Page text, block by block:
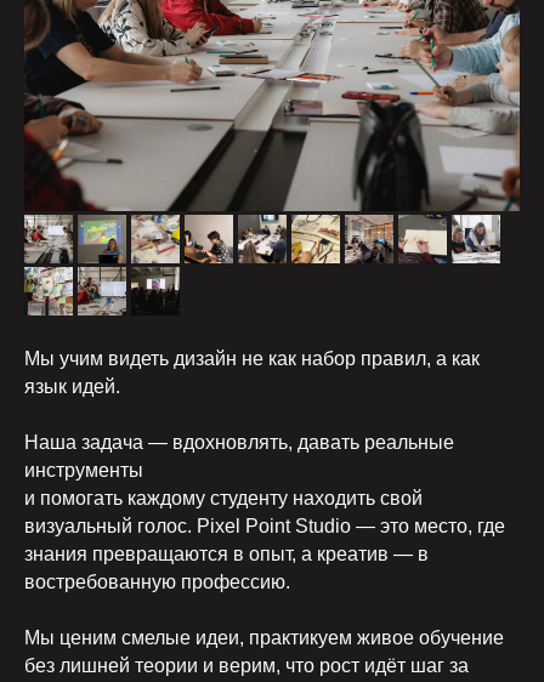
Мы учим видеть дизайн не как набор правил, а как
язык идей.
Наша задача — вдохновлять, давать реальные
инструменты
и помогать каждому студенту находить свой
визуальный голос. Pixel Point Studio — это место, где
знания превращаются в опыт, а креатив — в
востребованную профессию.
Мы ценим смелые идеи, практикуем живое обучение
без лишней теории и верим, что рост идёт шаг за